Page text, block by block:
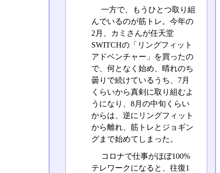
一方で、もうひとつ取り組
んでいるのが筋トレ。今年の
2月、カミさんが任天堂
SWITCHの「リングフィット
アドベンチャー」を買ったの
で、何となく始め、晴れのち
曇りで続けているうち、7月
くらいから真剣に取り組むよ
うになり、8月の中旬くらい
からは、逆にリングフィット
から離れ、筋トレとジョギン
グまで始めてしまった。
コロナで仕事がほぼ100%
テレワークになると、往復1